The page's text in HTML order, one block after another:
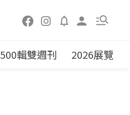
500輯雙週刊 2026展覽